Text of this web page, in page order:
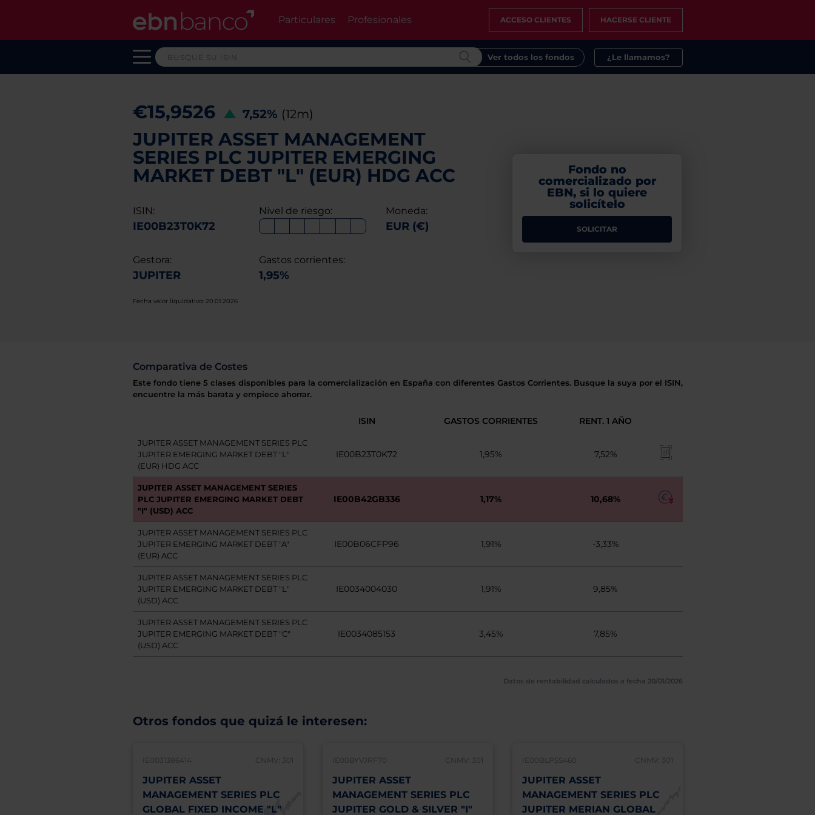
Particulares Profesionales ACCESO CLIENTES HACERSE CLIENTE
Ver todos los fondos ¿Le llamamos?
€15,9526 7,52% (12m)
JUPITER ASSET MANAGEMENT
SERIES PLC JUPITER EMERGING
MARKET DEBT "L" (EUR) HDG ACC
ISIN:
IE00B23T0K72
Nivel de riesgo: Moneda:
EUR (€)
Gestora:
JUPITER
Gastos corrientes:
1,95%
Fecha valor liquidativo: 20.01.2026
Fondo no
comercializado por
EBN, si lo quiere
solicítelo
SOLICITAR
Comparativa de Costes
Este fondo tiene 5 clases disponibles para la comercialización en España con diferentes Gastos Corrientes. Busque la suya por el ISIN,
encuentre la más barata y empiece ahorrar.
ISIN GASTOS CORRIENTES RENT. 1 AÑO
JUPITER ASSET MANAGEMENT SERIES PLC
JUPITER EMERGING MARKET DEBT "L"
(EUR) HDG ACC
IE00B23T0K72 1,95% 7,52%
JUPITER ASSET MANAGEMENT SERIES
PLC JUPITER EMERGING MARKET DEBT
"I" (USD) ACC
IE00B42GB336 1,17% 10,68%
JUPITER ASSET MANAGEMENT SERIES PLC
JUPITER EMERGING MARKET DEBT "A"
(EUR) ACC
IE00B06CFP96 1,91% -3,33%
JUPITER ASSET MANAGEMENT SERIES PLC
JUPITER EMERGING MARKET DEBT "L"
(USD) ACC
IE0034004030 1,91% 9,85%
JUPITER ASSET MANAGEMENT SERIES PLC
JUPITER EMERGING MARKET DEBT "C"
(USD) ACC
IE0034085153 3,45% 7,85%
Datos de rentabilidad calculados a fecha 20/01/2026
Otros fondos que quizá le interesen:
IE0031386414 CNMV: 301
JUPITER ASSET
MANAGEMENT SERIES PLC
GLOBAL FIXED INCOME "L"
IE00BYVJRF70 CNMV: 301
JUPITER ASSET
MANAGEMENT SERIES PLC
JUPITER GOLD & SILVER "I"
IE00BLP5S460 CNMV: 301
JUPITER ASSET
MANAGEMENT SERIES PLC
JUPITER MERIAN GLOBAL